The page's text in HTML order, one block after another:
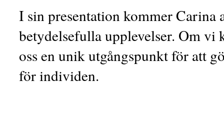
I sin presentation kommer
betydelsefulla upplevelser. Om vi
oss en unik utgångspunkt för att
för individen.